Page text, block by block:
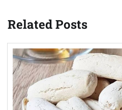
Related Posts